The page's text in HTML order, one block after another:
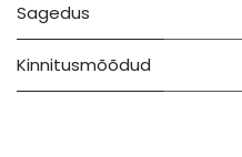
Sagedus
Kinnitusmõõdud